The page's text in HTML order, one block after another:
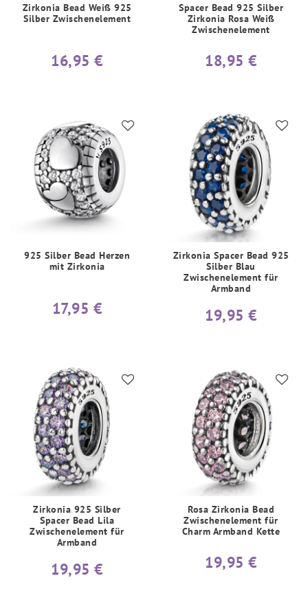
Zirkonia Bead Weiß 925
Silber Zwischenelement
16,95 €
Spacer Bead 925 Silber
Zirkonia Rosa Weiß
Zwischenelement
18,95 €
925 Silber Bead Herzen
mit Zirkonia
17,95 €
Zirkonia Spacer Bead 925
Silber Blau
Zwischenelement für
Armband
19,95 €
Zirkonia 925 Silber
Spacer Bead Lila
Zwischenelement für
Armband
19,95 €
Rosa Zirkonia Bead
Zwischenelement für
Charm Armband Kette
19,95 €